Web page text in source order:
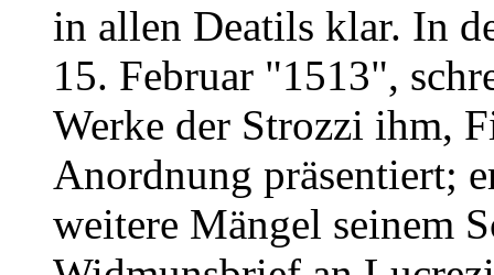
in allen Deatils klar. In
15. Februar "1513",
Werke der Strozzi ihm,
Anordnung präsentiert;
weitere Mängel seinem